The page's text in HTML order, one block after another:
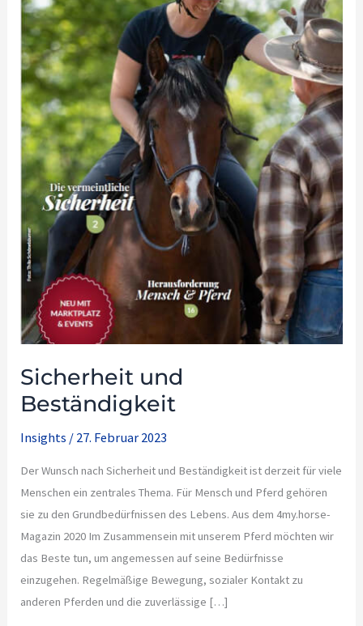
Sicherheit und
Beständigkeit
Insights / 27. Februar 2023
Der Wunsch nach Sicherheit und Beständigkeit ist derzeit für viele
Menschen ein zentrales Thema. Für Mensch und Pferd gehören
sie zu den Grundbedürfnissen des Lebens. Aus dem 4my.horse-
Magazin 2020 Im Zusammensein mit unserem Pferd möchten wir
das Beste tun, um angemessen auf seine Bedürfnisse
einzugehen. Regelmäßige Bewegung, sozialer Kontakt zu
anderen Pferden und die zuverlässige […]